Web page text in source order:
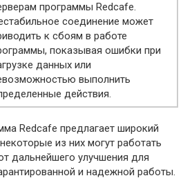
программы Redcafe.
соединение может
к сбоям в работе
показывая ошибки при
данных или
выполнить
действия.
Redcafe предлагает широкий
из них могут работать
дальнейшего улучшения для
и надежной работы.